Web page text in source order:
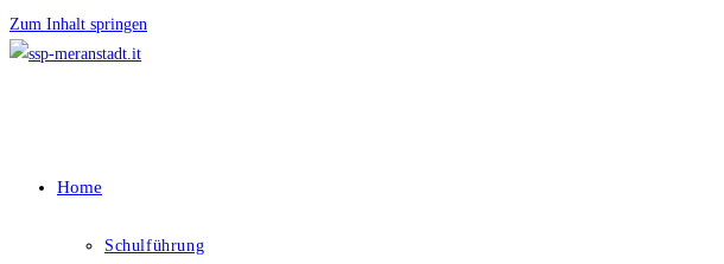
Zum Inhalt springen
Home
Schulführung